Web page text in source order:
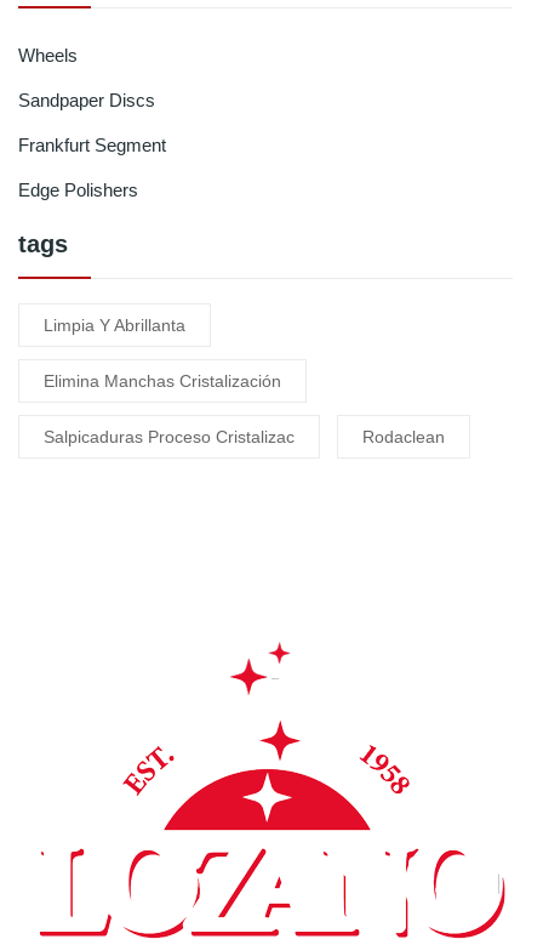
Wheels
Sandpaper Discs
Frankfurt Segment
Edge Polishers
tags
Limpia Y Abrillanta
Elimina Manchas Cristalización
Salpicaduras Proceso Cristalizac Rodaclean